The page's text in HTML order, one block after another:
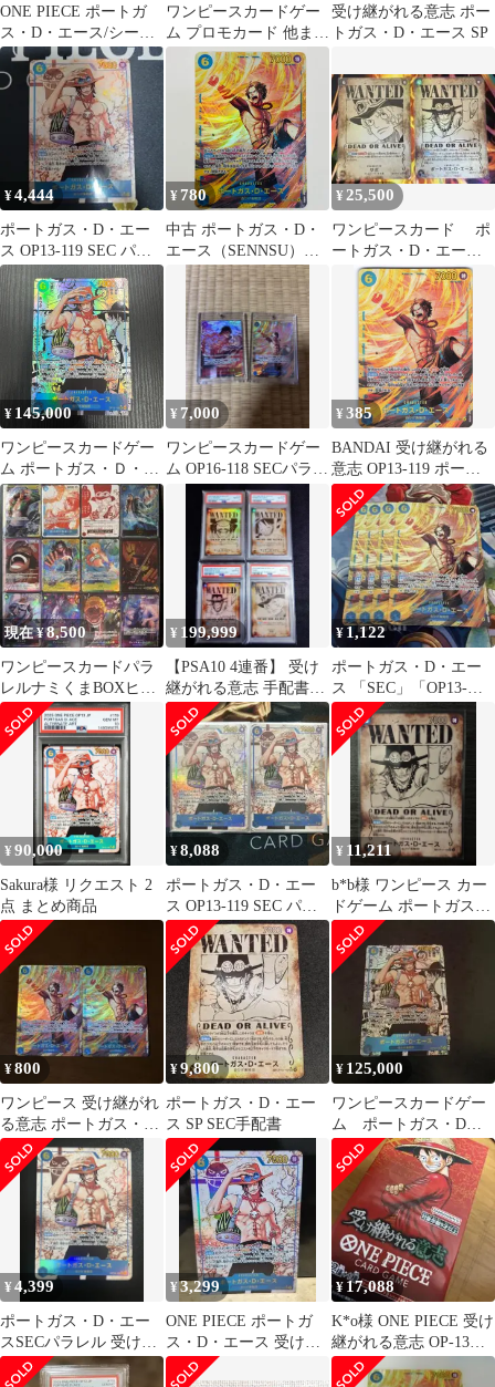
ONE PIECE ポートガ
ス・D・エース/シーク
レットパラレル
ワンピースカードゲー
ム プロモカード 他まと
め売り おまけ付き
受け継がれる意志 ポー
トガス・D・エース SP
¥4,444
ポートガス・D・エー
ス OP13-119 SEC パラ
レル 白欠け有り
¥ 780
中古 ポートガス・D・
エース（SENNSU）
SEC OP13-119
¥ 25,500
ワンピースカード ポ
ートガス・D・エース
OP13-119 SP サボ手配
¥ 145,000
ワンピースカードゲー
ム ポートガス・Ｄ・エ
ース SEC-SP (コミパラ)
[OP13-119](ブースター
パック「受け継がれる
意志」)スーパーパラレ
ル コミックパラレル
¥ 7,000
ワンピースカードゲー
ム OP16-118 SECパラレ
ル ポートガス・D・エ
¥385
BANDAI 受け継がれる
意志 OP13-119 ポート
ガス・D・エース SEC
現在 ¥8,500
ワンピースカードパラ
レルナミくまBOXヒロ
インズエディション受
け継がれる意志
¥ 199,999
【PSA10 4連番】 受け
継がれる意志 手配書
SP
¥1,122
ポートガス・D・エー
ス 「SEC」「OP13-
119」 受け継がれる意
志 4枚
¥90,000
Sakura様 リクエスト 2
点 まとめ商品
¥8,088
ポートガス・D・エー
ス OP13-119 SEC パラ
レル 受け継がれる意思
¥ 11,211
b*b様 ワンピース カー
ドゲーム ポートガス・
D・エース
¥800
ワンピース 受け継がれ
る意志 ポートガス・
D・エースSEC
¥9,800
ポートガス・D・エー
ス SP SEC手配書
¥ 125,000
ワンピースカードゲー
ム ポートガス・D・
エース コミパラ
OP13-119
¥4,399
ポートガス・D・エー
スSECパラレル 受け継
がれる意志 op13-119
¥3,299
ONE PIECE ポートガ
ス・D・エース 受け継
がれる意志 sec
¥ 17,088
K*o様 ONE PIECE 受け
継がれる意志 OP-13
BOX（再販未開封品